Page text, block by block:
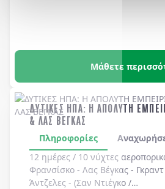
Μάθετε
ΔΥΤΙΚΕΣ ΗΠΑ: Η ΑΠΟΛΥΤΗ
& ΛΑΣ ΒΕΓΚΑΣ
Πληροφορίες
12 ημέρες / 10 νύχτες
Φρανσίσκο - Λας Βέγκας -
Άντζελες - (Σαν Ντιέγκο /